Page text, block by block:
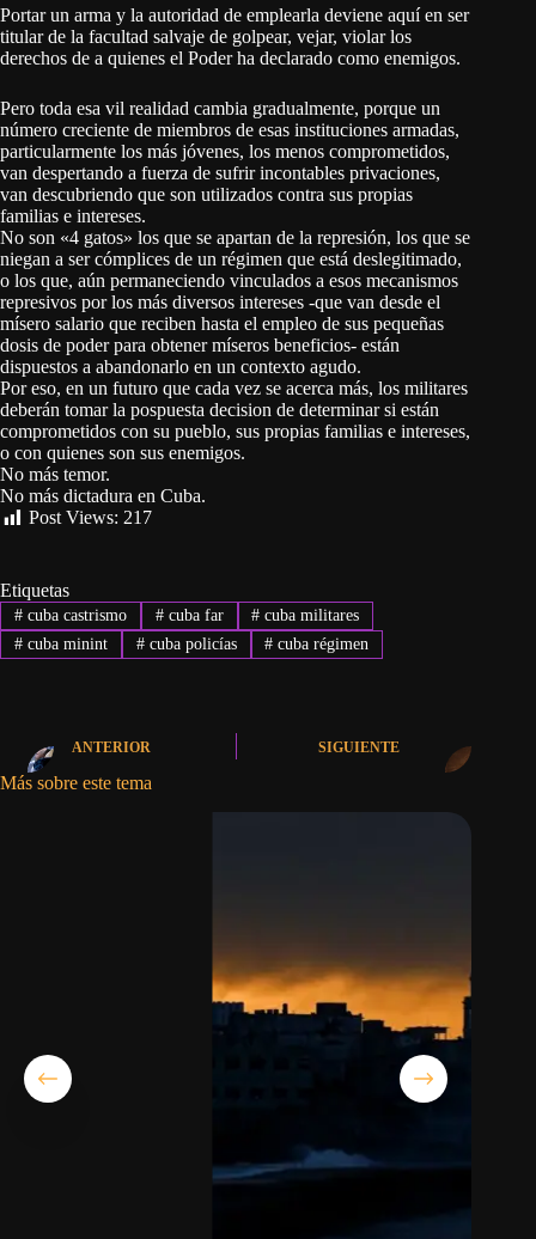
Portar un arma y la autoridad de emplearla deviene aquí en ser
titular de la facultad salvaje de golpear, vejar, violar los
derechos de a quienes el Poder ha declarado como enemigos.
Pero toda esa vil realidad cambia gradualmente, porque un
número creciente de miembros de esas instituciones armadas,
particularmente los más jóvenes, los menos comprometidos,
van despertando a fuerza de sufrir incontables privaciones,
van descubriendo que son utilizados contra sus propias
familias e intereses.
No son «4 gatos» los que se apartan de la represión, los que se
niegan a ser cómplices de un régimen que está deslegitimado,
o los que, aún permaneciendo vinculados a esos mecanismos
represivos por los más diversos intereses -que van desde el
mísero salario que reciben hasta el empleo de sus pequeñas
dosis de poder para obtener míseros beneficios- están
dispuestos a abandonarlo en un contexto agudo.
Por eso, en un futuro que cada vez se acerca más, los militares
deberán tomar la pospuesta decision de determinar si están
comprometidos con su pueblo, sus propias familias e intereses,
o con quienes son sus enemigos.
No más temor.
No más dictadura en Cuba.
Post Views: 217
Etiquetas
#cuba castrismo #cuba far # cuba militares
#cuba minint #cuba policías # cuba régimen
ANTERIOR SIGUIENTE
Más sobre este tema